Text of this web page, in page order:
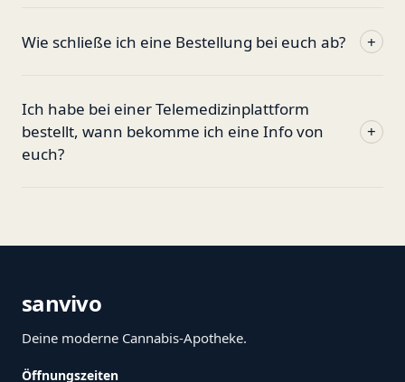
Wie schließe ich eine Bestellung bei euch ab? +
Ich habe bei einer Telemedizinplattform
bestellt, wann bekomme ich eine Info von
euch?
+
sanvivo
Deine moderne Cannabis-Apotheke.
Öffnungszeiten